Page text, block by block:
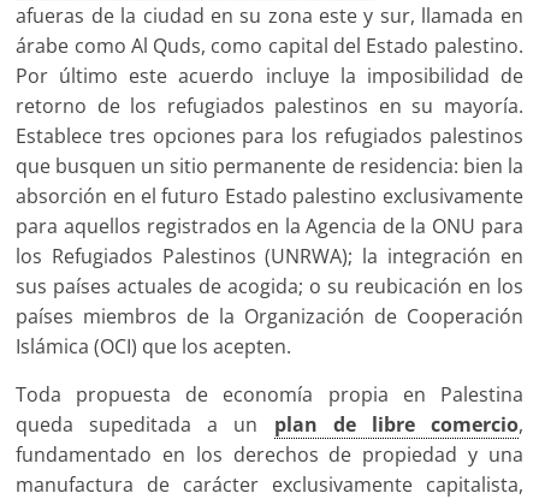
afueras de la ciudad en su zona este y sur, llamada en
árabe como Al Quds, como capital del Estado palestino.
Por último este acuerdo incluye la imposibilidad de
retorno de los refugiados palestinos en su mayoría.
Establece tres opciones para los refugiados palestinos
que busquen un sitio permanente de residencia: bien la
absorción en el futuro Estado palestino exclusivamente
para aquellos registrados en la Agencia de la ONU para
los Refugiados Palestinos (UNRWA); la integración en
sus países actuales de acogida; o su reubicación en los
países miembros de la Organización de Cooperación
Islámica (OCI) que los acepten.
Toda propuesta de economía propia en Palestina
queda supeditada a un plan de libre comercio,
fundamentado en los derechos de propiedad y una
manufactura de carácter exclusivamente capitalista,